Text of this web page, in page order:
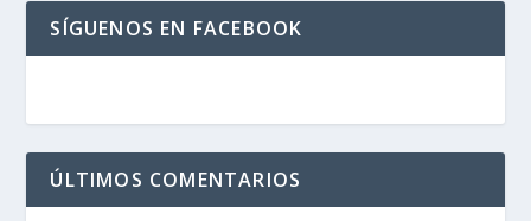
SÍGUENOS EN FACEBOOK
ÚLTIMOS COMENTARIOS